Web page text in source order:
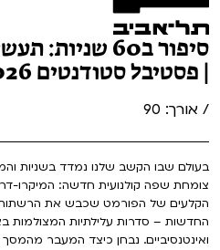
סיפור ב60
| פסטיבל סטודנטים 2026
/ אורך: 90
בעולם שבו הקשב שלנו נמדד בשניות
צומחת שפה קולנועית חדשה: המיקרו-
הקלעים של הפורמט שכבש את הרשתות
החדשות – סדרות עלילתיות המצולמות
ואינטנסיביים. נבחן כיצד המעבר